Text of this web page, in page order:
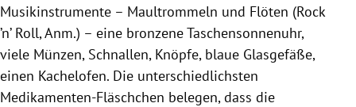
Musikinstrumente – Maultrommeln und Flöten (Rock
’n’ Roll, Anm.) – eine bronzene Taschensonnenuhr,
viele Münzen, Schnallen, Knöpfe, blaue Glasgefäße,
einen Kachelofen. Die unterschiedlichsten
Medikamenten-Fläschchen belegen, dass die